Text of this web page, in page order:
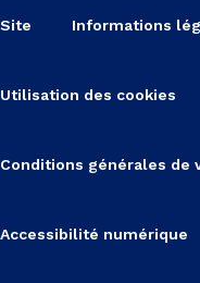
Site Informations
Utilisation des cookies
Conditions générales de
Accessibilité numérique